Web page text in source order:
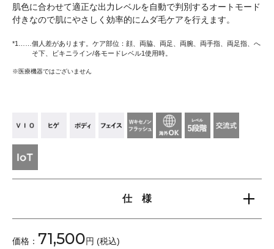
肌色に合わせて適正な出力レベルを自動で判別するオートモード
付きなので肌にやさしく効率的にムダ毛ケアを行えます。
*1…… 個人差があります。ケア部位：顔、両脇、両足、両腕、両手指、両足指、へ
そ下、ビキニライン/各モードレベル1使用時。
※医療機器ではございません
仕 様
価格： 71,500円 (税込)